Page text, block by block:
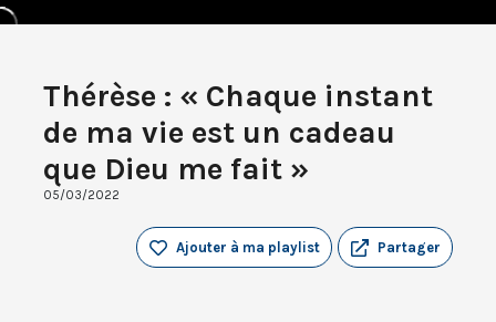
Thérèse : « Chaque instant
de ma vie est un cadeau
que Dieu me fait »
05/03/2022
Partager
Ajouter à ma playlist